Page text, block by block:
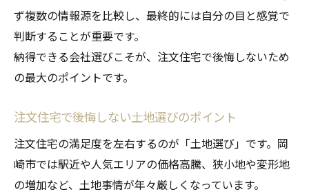
ず複数の情報源を比較し、最終的には自分の目と感覚で
判断することが重要です。
納得できる会社選びこそが、注文住宅で後悔しないため
の最大のポイントです。
注文住宅で後悔しない土地選びのポイント
注文住宅の満足度を左右するのが「土地選び」です。岡
崎市では駅近や人気エリアの価格高騰、狭小地や変形地
の増加など、土地事情が年々厳しくなっています。